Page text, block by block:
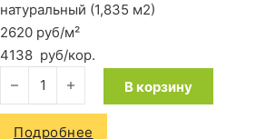
натуральный (1,835 м2)
2620 руб/м²
4138 руб/кор.
Количество товара Ламинат Quick-
В корзину
Подробнее